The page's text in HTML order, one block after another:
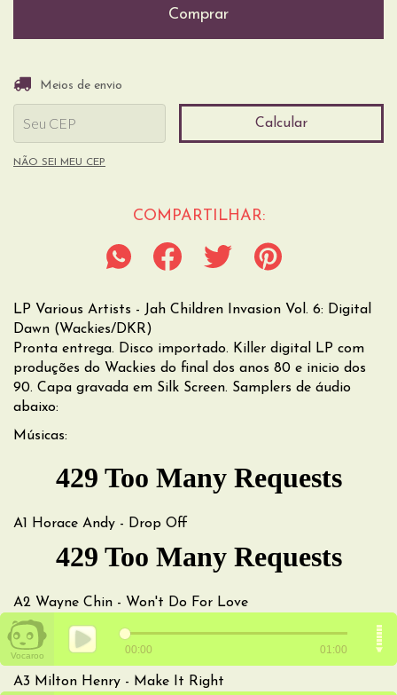
Entregas para o CEP:
Meios de envio
Calcular
NÃO SEI MEU CEP
COMPARTILHAR:
LP Various Artists - Jah Children Invasion Vol. 6: Digital
Dawn (Wackies/DKR)
Pronta entrega. Disco importado. Killer digital LP com
produções do Wackies do final dos anos 80 e inicio dos
90. Capa gravada em Silk Screen. Samplers de áudio
abaixo:
Músicas:
A1 Horace Andy - Drop Off
A2 Wayne Chin - Won't Do For Love
A3 Milton Henry - Make It Right